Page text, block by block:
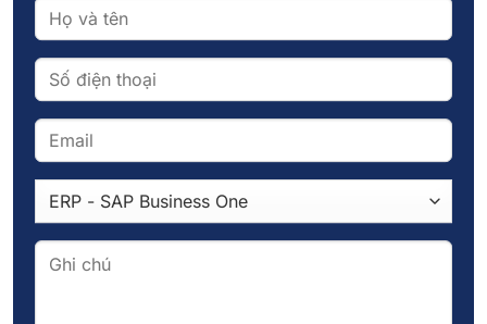
Được làm việc trong một môi trường trẻ
trung, năng động cùng với các chuyên gia
hàng đầu trong nhiều lĩnh vực của công ty để
học hỏi và phát triển hàng ngày.
Cơ hội làm việc với các tập đoàn lớn: Tham
gia các dự án lớn, làm việc với các khách
hàng và đối tác uy tín trong ngành công nghệ
trong và ngoài nước.